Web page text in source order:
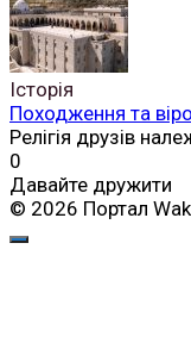
Історія
Походження та
Релігія друзів
0
Давайте дружити
© 2026 Портал